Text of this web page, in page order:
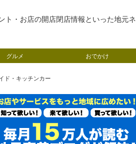
ト・お店の開店閉店情報といった地元ネ
グルメ おでかけ
ド・キッチンカー